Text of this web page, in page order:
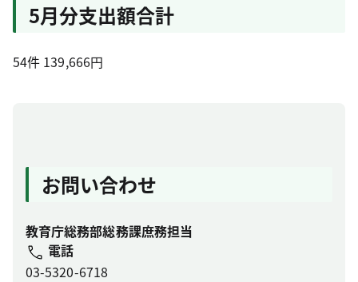
5月分支出額合計
54件 139,666円
お問い合わせ
教育庁総務部総務課庶務担当
電話
03-5320-6718